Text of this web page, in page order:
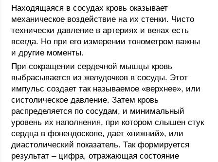
Находящаяся в сосудах кровь оказывает
механическое воздействие на их стенки. Чисто
технически давление в артериях и венах есть
всегда. Но при его измерении тонометром важны
и другие моменты.
При сокращении сердечной мышцы кровь
выбрасывается из желудочков в сосуды. Этот
импульс создает так называемое «верхнее», или
систолическое давление. Затем кровь
распределяется по сосудам, и минимальный
уровень их наполнения, при котором слышен стук
сердца в фонендоскопе, дает «нижний», или
диастолический показатель. Так формируется
результат – цифра, отражающая состояние